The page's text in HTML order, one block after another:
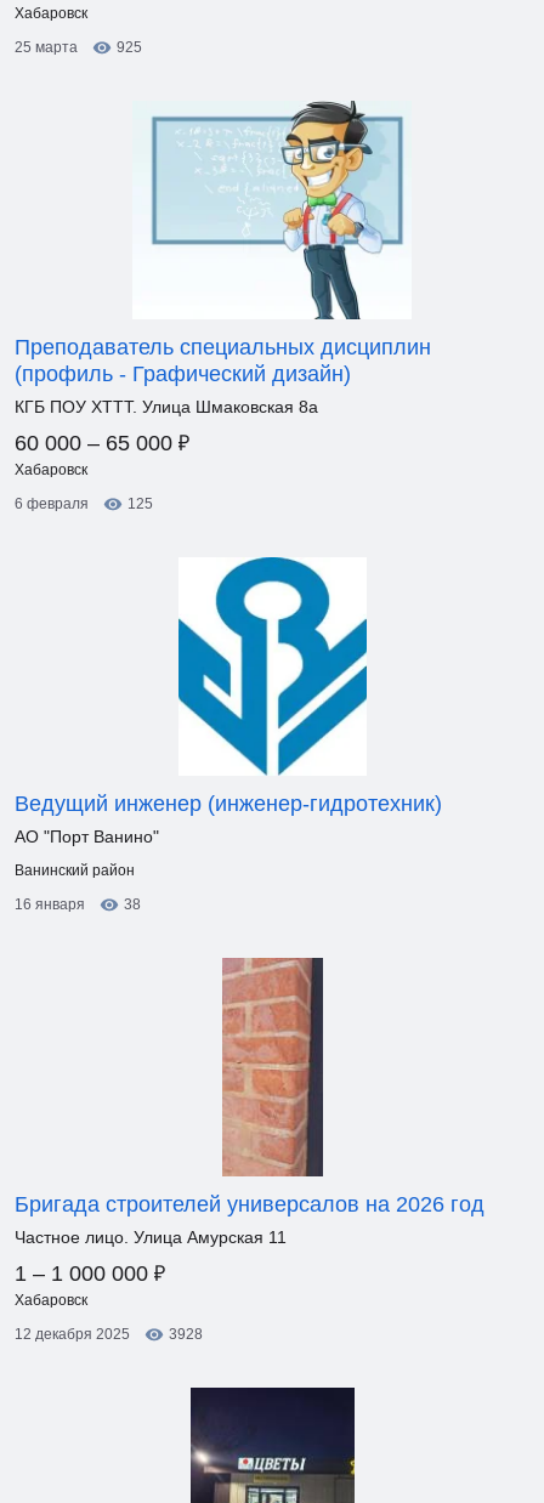
Хабаровск
25 марта
925
Преподаватель специальных дисциплин
(профиль - Графический дизайн)
КГБ ПОУ ХТТТ. Улица Шмаковская 8а
60 000 – 65 000 ₽
Хабаровск
6 февраля
125
Ведущий инженер (инженер-гидротехник)
АО "Порт Ванино"
Ванинский район
16 января
38
Бригада строителей универсалов на 2026 год
Частное лицо. Улица Амурская 11
1 – 1 000 000 ₽
Хабаровск
12 декабря 2025
3928